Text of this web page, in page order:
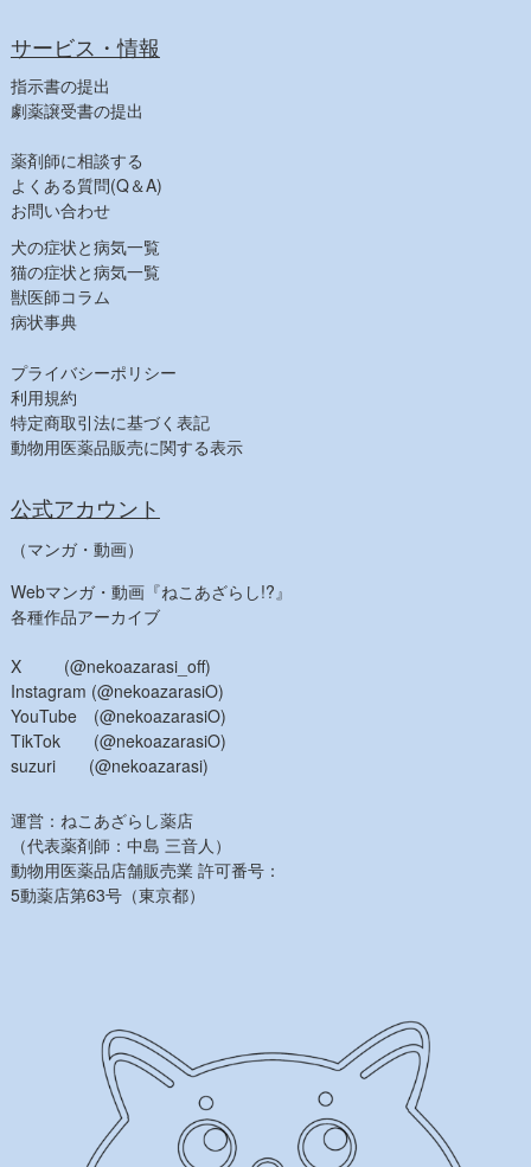
サービス・情報
指示書の提出
劇薬譲受書の提出
薬剤師に相談する
よくある質問(Q＆A)
お問い合わせ
犬の症状と病気一覧
猫の症状と病気一覧
獣医師コラム
病状事典
プライバシーポリシー
利用規約
特定商取引法に基づく表記
動物用医薬品販売に関する表示
公式アカウント
（マンガ・動画）
Webマンガ・動画『ねこあざらし!?』
各種作品アーカイブ
X (@nekoazarasi_off)
Instagram (@nekoazarasiO)
YouTube (@nekoazarasiO)
TikTok (@nekoazarasiO)
suzuri (@nekoazarasi)
運営：ねこあざらし薬店
（代表薬剤師：中島 三音人）
動物用医薬品店舗販売業 許可番号：
5動薬店第63号（東京都）